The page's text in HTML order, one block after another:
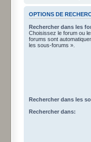
OPTIONS DE
Rechercher dans les
Choisissez le forum ou
forums sont
les sous-forums ».
Rechercher dans les
Rechercher dans: